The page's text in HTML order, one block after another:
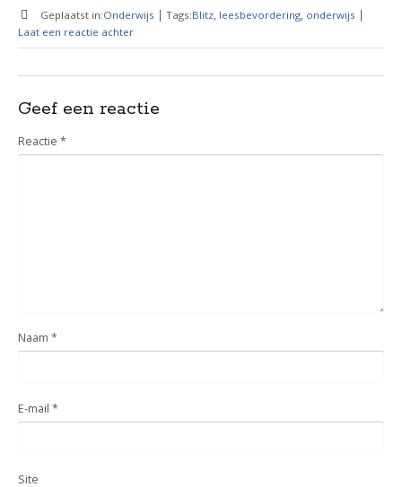
Geplaatst in:Onderwijs | Tags:Blitz, leesbevordering, onderwijs |
Laat een reactie achter
Geef een reactie
Reactie *
Naam *
E-mail *
Site